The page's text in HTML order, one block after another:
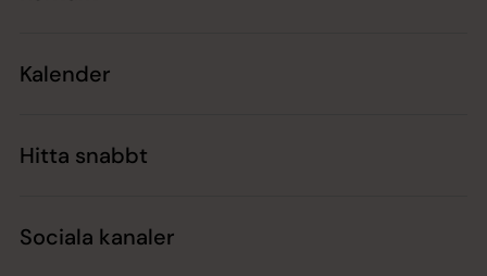
Kalender
Hitta snabbt
Sociala kanaler